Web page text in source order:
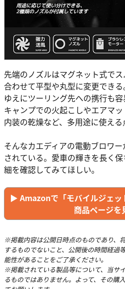
先端のノズルはマグネット式で
合わせて平型や丸型に変更でき
ゆえにツーリング先への携行も容
キャンプでの火起こしやエアマ
内装の乾燥など、多用途に使える
そんなカエディアの電動ブロワ
されている。愛車の輝きを長く
細を確認してみてほしい。
▶︎ Amazonで「モバイルジェッ
商品ページを
※掲載内容は公開日時点のものであり、
するものでないこと、公開後の時間経過
能性があることをご了承ください。
※掲載されている製品等について、当サ
るものではありません。よって、その購